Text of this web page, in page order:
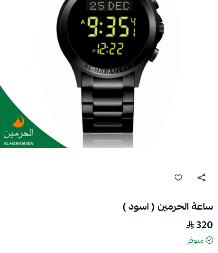
ساعة الحرمين ( اسود )
320
متوفر